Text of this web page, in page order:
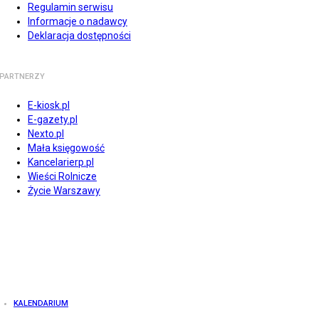
Regulamin serwisu
Informacje o nadawcy
Deklaracja dostępności
PARTNERZY
E-kiosk.pl
E-gazety.pl
Nexto.pl
Mała księgowość
Kancelarierp.pl
Wieści Rolnicze
Życie Warszawy
KALENDARIUM